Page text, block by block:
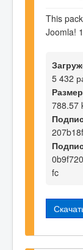
This
Joomla!
5 432
788.57
fc